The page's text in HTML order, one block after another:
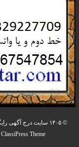
© ۱۴۰۵ سایت درج آگهی رایگان و نیازمندیهای پرترین. کلیه حقوق محفوظ می باشد.
ClassiPress Theme